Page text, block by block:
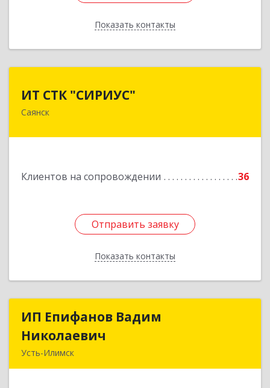
Показать контакты
Назад
ИТ СТК "СИРИУС"
Саянск
Клиентов на сопровождении 36
Отправить заявку
Показать контакты
666303, Иркутская обл, Саянск г, Юбилейный
Отправить заявку
Назад
ИП Епифанов Вадим
Николаевич
Усть-Илимск
ИП Епифанов Вадим